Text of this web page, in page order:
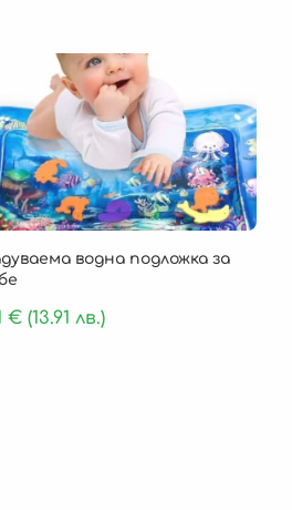
водна подложка за
€ (13.91 лв.)